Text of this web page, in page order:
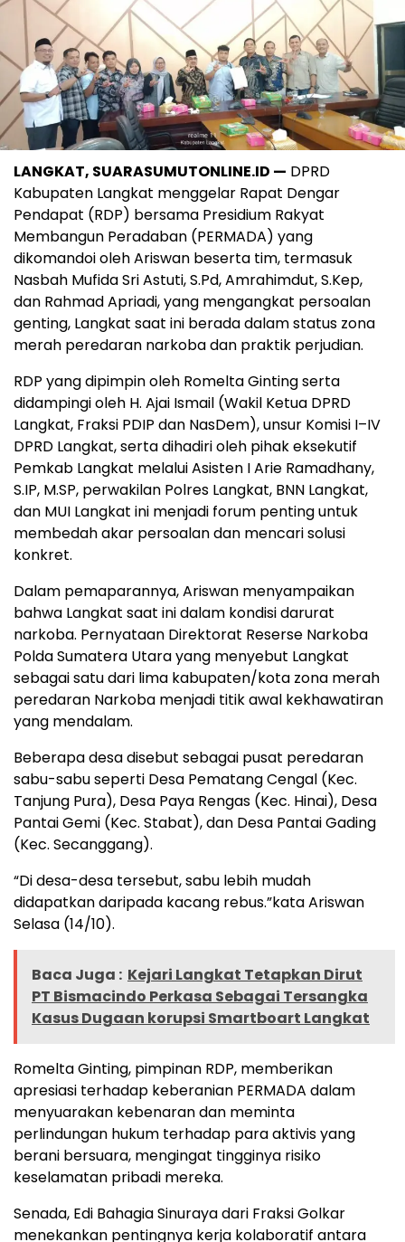
LANGKAT, SUARASUMUTONLINE.ID — DPRD
Kabupaten Langkat menggelar Rapat Dengar
Pendapat (RDP) bersama Presidium Rakyat
Membangun Peradaban (PERMADA) yang
dikomandoi oleh Ariswan beserta tim, termasuk
Nasbah Mufida Sri Astuti, S.Pd, Amrahimdut, S.Kep,
dan Rahmad Apriadi, yang mengangkat persoalan
genting, Langkat saat ini berada dalam status zona
merah peredaran narkoba dan praktik perjudian.
RDP yang dipimpin oleh Romelta Ginting serta
didampingi oleh H. Ajai Ismail (Wakil Ketua DPRD
Langkat, Fraksi PDIP dan NasDem), unsur Komisi I–IV
DPRD Langkat, serta dihadiri oleh pihak eksekutif
Pemkab Langkat melalui Asisten I Arie Ramadhany,
S.IP, M.SP, perwakilan Polres Langkat, BNN Langkat,
dan MUI Langkat ini menjadi forum penting untuk
membedah akar persoalan dan mencari solusi
konkret.
Dalam pemaparannya, Ariswan menyampaikan
bahwa Langkat saat ini dalam kondisi darurat
narkoba. Pernyataan Direktorat Reserse Narkoba
Polda Sumatera Utara yang menyebut Langkat
sebagai satu dari lima kabupaten/kota zona merah
peredaran Narkoba menjadi titik awal kekhawatiran
yang mendalam.
Beberapa desa disebut sebagai pusat peredaran
sabu-sabu seperti Desa Pematang Cengal (Kec.
Tanjung Pura), Desa Paya Rengas (Kec. Hinai), Desa
Pantai Gemi (Kec. Stabat), dan Desa Pantai Gading
(Kec. Secanggang).
“Di desa-desa tersebut, sabu lebih mudah
didapatkan daripada kacang rebus.”kata Ariswan
Selasa (14/10).
Baca Juga : Kejari Langkat Tetapkan Dirut
PT Bismacindo Perkasa Sebagai Tersangka
Kasus Dugaan korupsi Smartboart Langkat
Romelta Ginting, pimpinan RDP, memberikan
apresiasi terhadap keberanian PERMADA dalam
menyuarakan kebenaran dan meminta
perlindungan hukum terhadap para aktivis yang
berani bersuara, mengingat tingginya risiko
keselamatan pribadi mereka.
Senada, Edi Bahagia Sinuraya dari Fraksi Golkar
menekankan pentingnya kerja kolaboratif antara